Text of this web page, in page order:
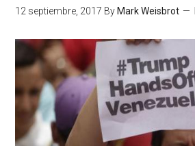
12 septiembre, 2017 By Mark Weisbrot